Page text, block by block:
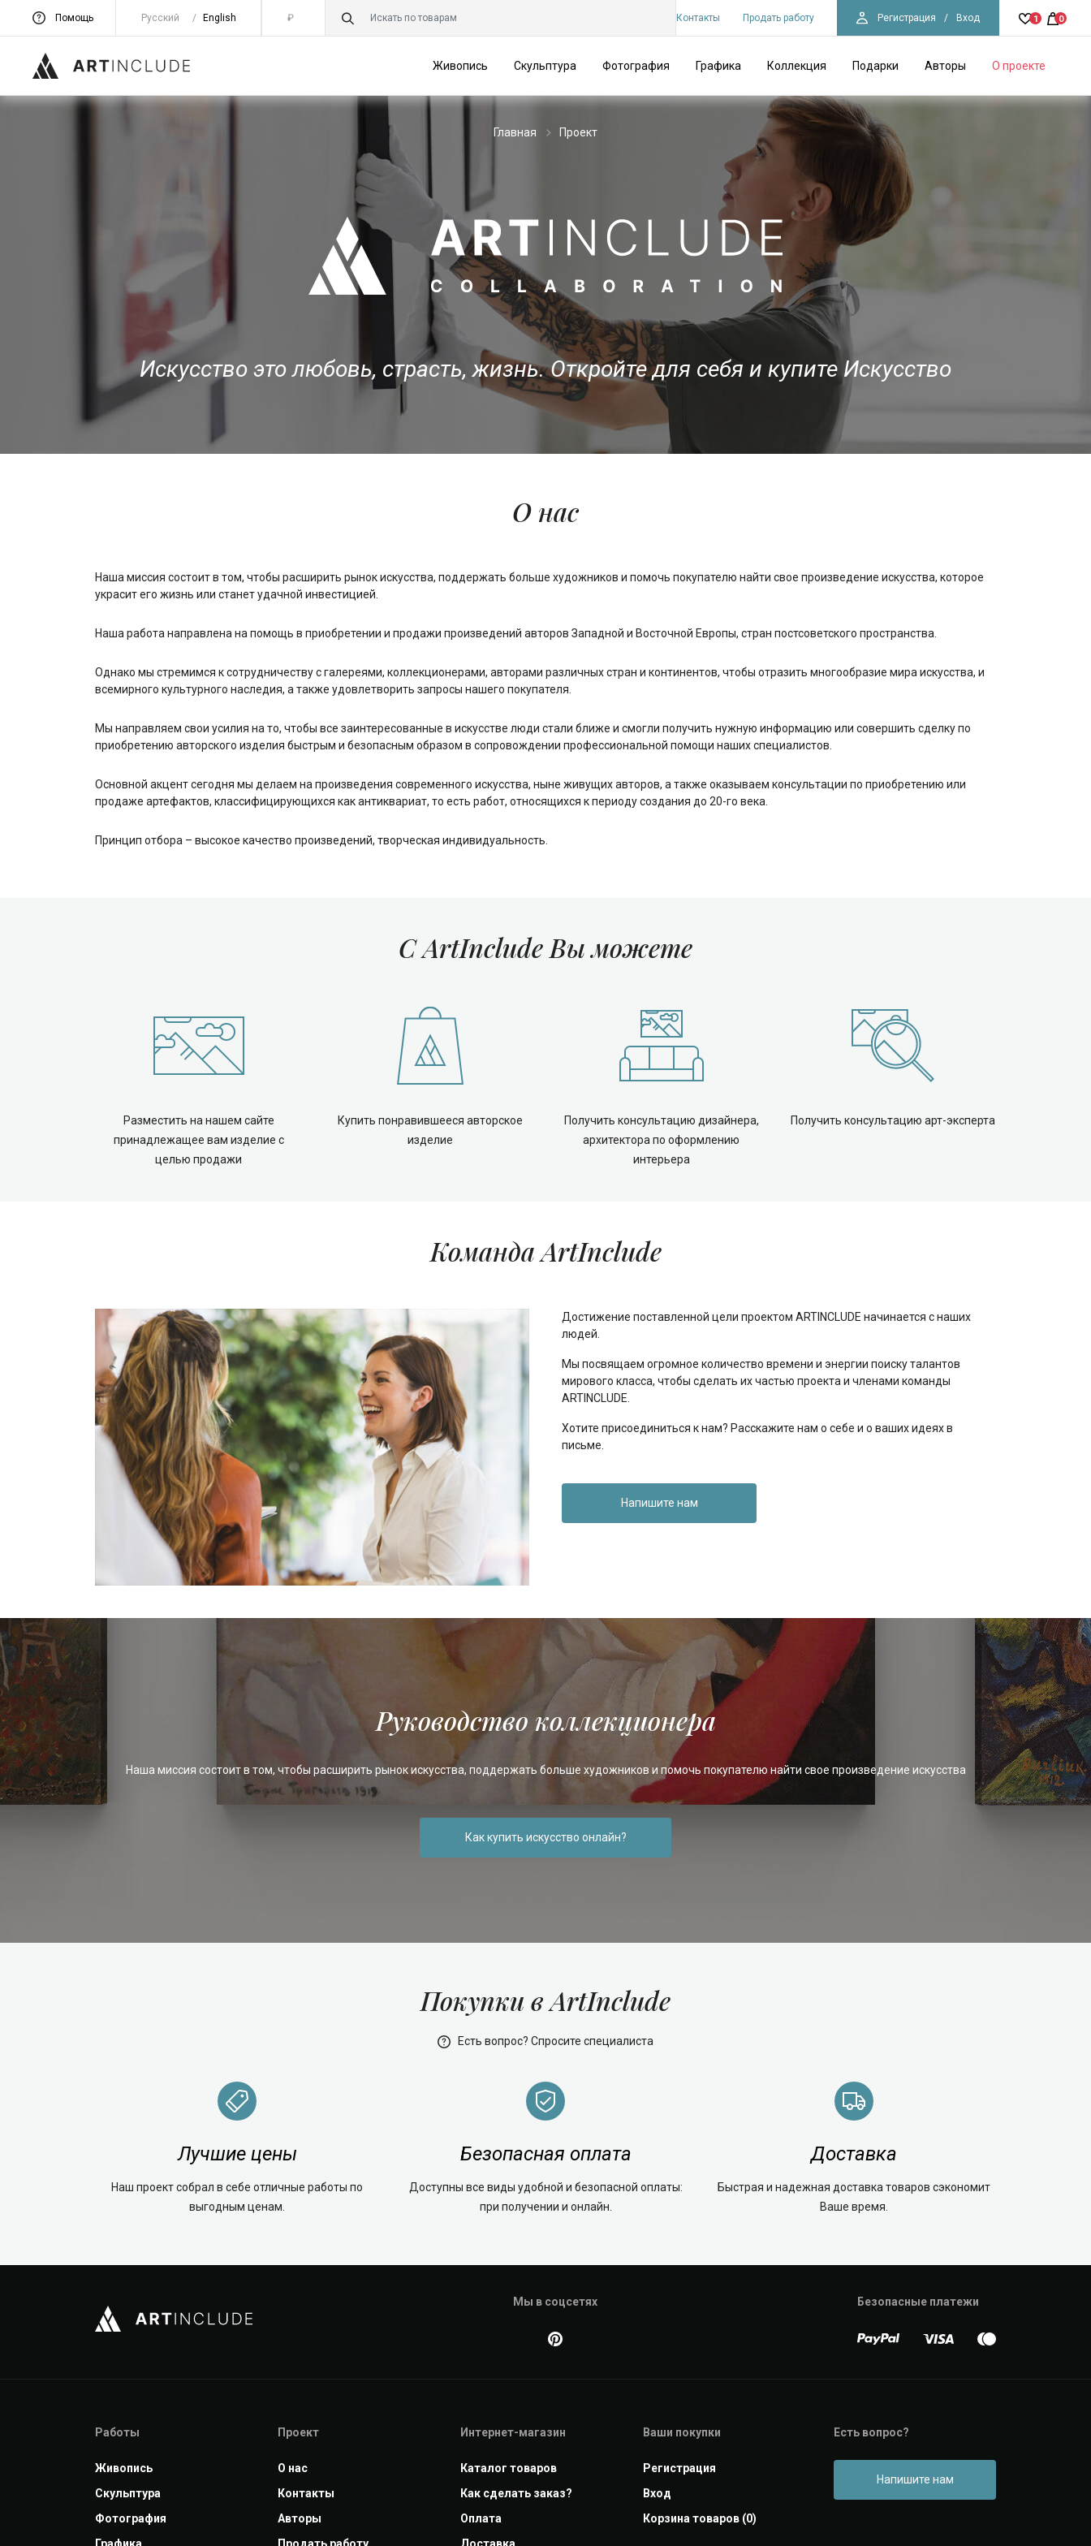
Помощь Русский / English ₽ Контакты Продать работу Регистрация / Вход 1 0
Живопись Скульптура Фотография Графика Коллекция Подарки Авторы О проекте
Главная Проект
Искусство это любовь, страсть, жизнь. Откройте для себя и купите Искусство
О нас
Наша миссия состоит в том, чтобы расширить рынок искусства, поддержать больше художников и помочь покупателю найти свое произведение искусства, которое
украсит его жизнь или станет удачной инвестицией.
Наша работа направлена на помощь в приобретении и продажи произведений авторов Западной и Восточной Европы, стран постсоветского пространства.
Однако мы стремимся к сотрудничеству с галереями, коллекционерами, авторами различных стран и континентов, чтобы отразить многообразие мира искусства, и
всемирного культурного наследия, а также удовлетворить запросы нашего покупателя.
Мы направляем свои усилия на то, чтобы все заинтересованные в искусстве люди стали ближе и смогли получить нужную информацию или совершить сделку по
приобретению авторского изделия быстрым и безопасным образом в сопровождении профессиональной помощи наших специалистов.
Основной акцент сегодня мы делаем на произведения современного искусства, ныне живущих авторов, а также оказываем консультации по приобретению или
продаже артефактов, классифицирующихся как антиквариат, то есть работ, относящихся к периоду создания до 20-го века.
Принцип отбора – высокое качество произведений, творческая индивидуальность.
С ArtInclude Вы можете
Разместить на нашем сайте
принадлежащее вам изделие с
целью продажи
Купить понравившееся авторское
изделие
Получить консультацию дизайнера,
архитектора по оформлению
интерьера
Получить консультацию арт-эксперта
Команда ArtInclude
Достижение поставленной цели проектом ARTINCLUDE начинается с наших
людей.
Мы посвящаем огромное количество времени и энергии поиску талантов
мирового класса, чтобы сделать их частью проекта и членами команды
ARTINCLUDE.
Хотите присоединиться к нам? Расскажите нам о себе и о ваших идеях в
письме.
Напишите нам
Руководство коллекционера
Наша миссия состоит в том, чтобы расширить рынок искусства, поддержать больше художников и помочь покупателю найти свое произведение искусства
Как купить искусство онлайн?
Покупки в ArtInclude
Есть вопрос? Спросите специалиста
Лучшие цены
Наш проект собрал в себе отличные работы по
выгодным ценам.
Безопасная оплата
Доступны все виды удобной и безопасной оплаты:
при получении и онлайн.
Доставка
Быстрая и надежная доставка товаров сэкономит
Ваше время.
Мы в соцсетях Безопасные платежи
Работы
Живопись
Скульптура
Фотография
Проект
О нас
Контакты
Авторы
Интернет-магазин
Каталог товаров
Как сделать заказ?
Оплата
Ваши покупки
Регистрация
Вход
Корзина товаров (0)
Есть вопрос?
Напишите нам